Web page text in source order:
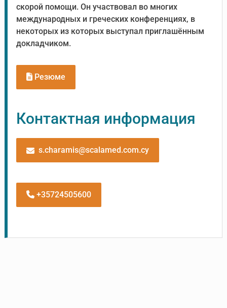
скорой помощи. Он участвовал во многих
международных и греческих конференциях, в
некоторых из которых выступал приглашённым
докладчиком.
Резюме
Контактная информация
s.charamis@scalamed.com.cy
+35724505600